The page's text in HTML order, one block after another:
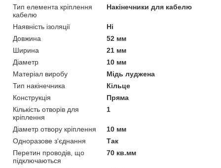
Тип елемента кріплення
кабелю
Накінечники для кабелю
Наявність ізоляції
Ні
Довжина
52 мм
Ширина
21 мм
Діаметр
10 мм
Матеріал виробу
Мідь луджена
Тип накінечника
Кільце
Конструкція
Пряма
Кількість отворів для
кріплення
1
Діаметр отвору кріплення
10 мм
Одноразове з'єднання
Так
Перетин проводів, що
підключаються
70 кв.мм